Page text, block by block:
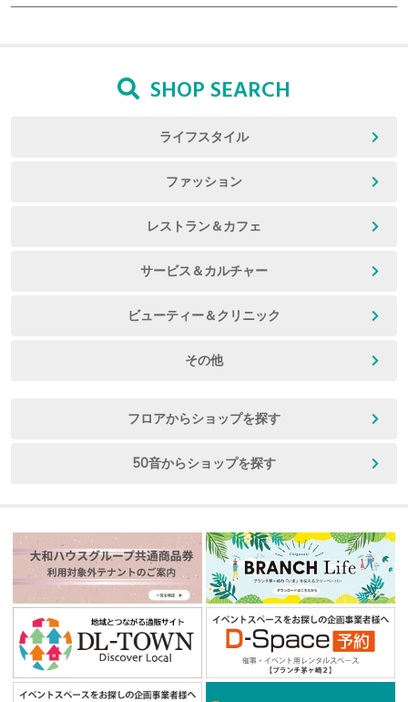
SHOP SEARCH
ライフスタイル
ファッション
レストラン＆カフェ
サービス＆カルチャー
ビューティー＆クリニック
その他
フロアからショップを探す
50音からショップを探す